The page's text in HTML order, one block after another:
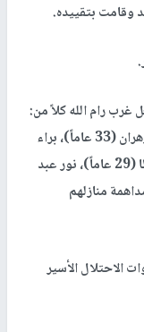
وقامت بتقييده.
غرب رام الله كلاً من:
خباب محمود زهران (34 عاماً)، محمد إبراهيم زهران (33 عاماً)، براء
أحمد داوود عطا (32 عاماً)، شرحبيل جميل عطا (29 عاماً)، نور عبد
مداهمة منازلهم
الاحتلال الأسير